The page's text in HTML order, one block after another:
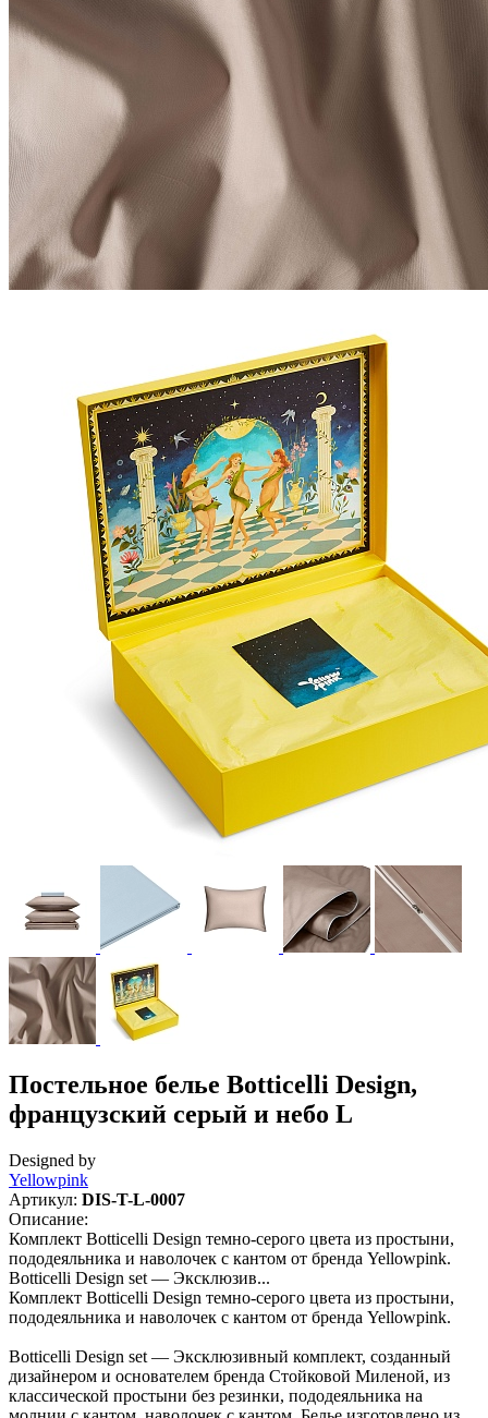
Постельное белье Botticelli Design,
французский серый и небо L
Designed by
Yellowpink
Артикул: DIS-T-L-0007
Описание:
Комплект Botticelli Design темно-серого цвета из простыни,
пододеяльника и наволочек с кантом от бренда Yellowpink.
Botticelli Design set — Эксклюзив...
Комплект Botticelli Design темно-серого цвета из простыни,
пододеяльника и наволочек с кантом от бренда Yellowpink.
Botticelli Design set — Эксклюзивный комплект, созданный
дизайнером и основателем бренда Стойковой Миленой, из
классической простыни без резинки, пододеяльника на